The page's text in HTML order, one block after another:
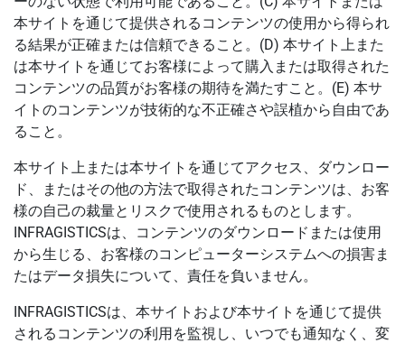
本サイトを通じて提供されるコンテンツの使用から得られ
る結果が正確または信頼できること。(D) 本サイト上また
は本サイトを通じてお客様によって購入または取得された
コンテンツの品質がお客様の期待を満たすこと。(E) 本サ
イトのコンテンツが技術的な不正確さや誤植から自由であ
ること。
本サイト上または本サイトを通じてアクセス、ダウンロー
ド、またはその他の方法で取得されたコンテンツは、お客
様の自己の裁量とリスクで使用されるものとします。
INFRAGISTICSは、コンテンツのダウンロードまたは使用
から生じる、お客様のコンピューターシステムへの損害ま
たはデータ損失について、責任を負いません。
INFRAGISTICSは、本サイトおよび本サイトを通じて提供
されるコンテンツの利用を監視し、いつでも通知なく、変